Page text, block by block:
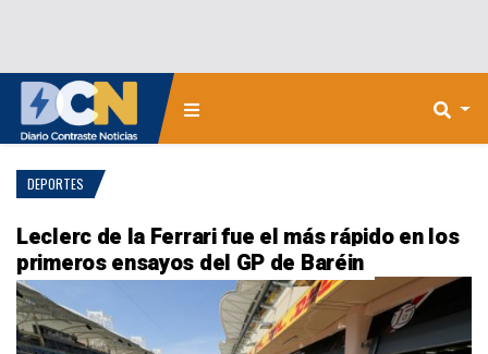
DEPORTES
Leclerc de la Ferrari fue el más rápido en los
primeros ensayos del GP de Baréin